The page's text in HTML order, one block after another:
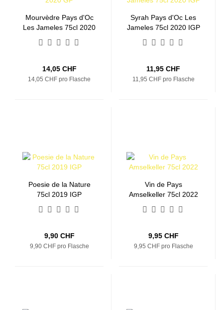
Mourvèdre Pays d'Oc
Les Jameles 75cl 2020
14,05 CHF
14,05 CHF pro Flasche
Syrah Pays d'Oc Les
Jameles 75cl 2020 IGP
11,95 CHF
11,95 CHF pro Flasche
Poesie de la Nature
75cl 2019 IGP
9,90 CHF
9,90 CHF pro Flasche
Vin de Pays
Amselkeller 75cl 2022
9,95 CHF
9,95 CHF pro Flasche